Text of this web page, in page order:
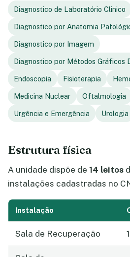
Diagnostico de Laboratório Clinico
Diagnostico por Anatomia
Diagnostico por Imagem
Diagnostico por Métodos Gráficos
Endoscopia Fisioterapia
Medicina Nuclear Oftalmologia
Urgência e Emergência Urologia
Estrutura física
A unidade dispõe de 14 leitos
instalações cadastradas no
Instalação
Sala de Recuperação 1